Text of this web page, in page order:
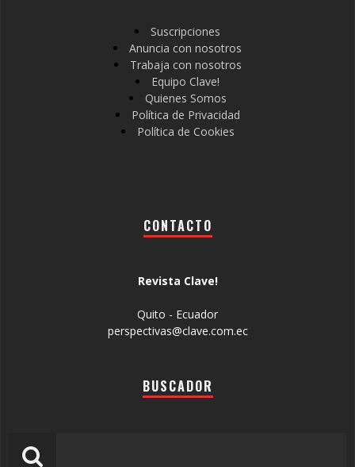
Suscripciones
Anuncia con nosotros
Trabaja con nosotros
Equipo Clave!
Quienes Somos
Política de Privacidad
Política de Cookies
CONTACTO
Revista Clave!
Quito - Ecuador
perspectivas@clave.com.ec
BUSCADOR